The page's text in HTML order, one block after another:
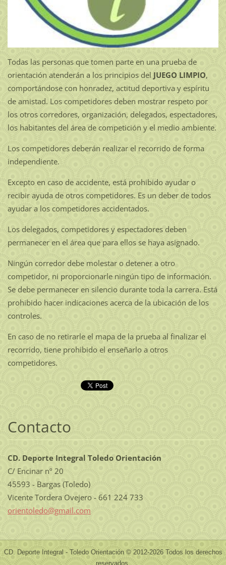
Todas las personas que tomen parte en una prueba de
orientación atenderán a los principios del JUEGO LIMPIO,
comportándose con honradez, actitud deportiva y espíritu
de amistad. Los competidores deben mostrar respeto por
los otros corredores, organización, delegados, espectadores,
los habitantes del área de competición y el medio ambiente.
Los competidores deberán realizar el recorrido de forma
independiente.
Excepto en caso de accidente, está prohibido ayudar o
recibir ayuda de otros competidores. Es un deber de todos
ayudar a los competidores accidentados.
Los delegados, competidores y espectadores deben
permanecer en el área que para ellos se haya asignado.
Ningún corredor debe molestar o detener a otro
competidor, ni proporcionarle ningún tipo de información.
Se debe permanecer en silencio durante toda la carrera. Está
prohibido hacer indicaciones acerca de la ubicación de los
controles.
En caso de no retirarle el mapa de la prueba al finalizar el
recorrido, tiene prohibido el enseñarlo a otros
competidores.
Contacto
CD. Deporte Integral Toledo Orientación
C/ Encinar nº 20
45593 - Bargas (Toledo)
Vicente Tordera Ovejero - 661 224 733
orientoledo@gmail.com
CD. Deporte Integral - Toledo Orientación © 2012-2026 Todos los derechos
reservados.